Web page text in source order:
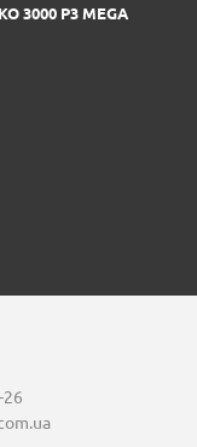
3000 P3 MEGA